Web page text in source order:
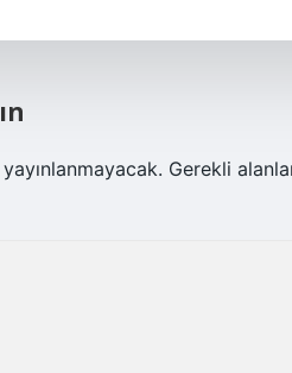
Gerekli